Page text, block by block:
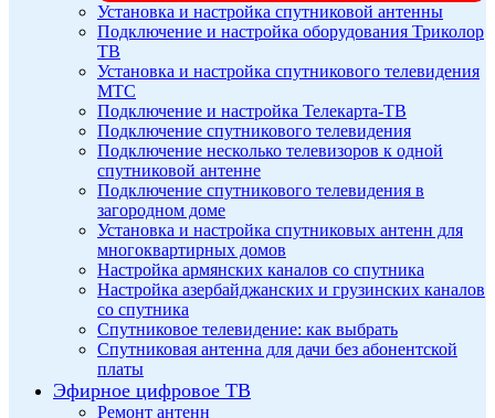
Установка и настройка спутниковой антенны
Подключение и настройка оборудования Триколор
ТВ
Установка и настройка спутникового телевидения
МТС
Подключение и настройка Телекарта-ТВ
Подключение спутникового телевидения
Подключение несколько телевизоров к одной
спутниковой антенне
Подключение спутникового телевидения в
загородном доме
Установка и настройка спутниковых антенн для
многоквартирных домов
Настройка армянских каналов со спутника
Настройка азербайджанских и грузинских каналов
со спутника
Спутниковое телевидение: как выбрать
Спутниковая антенна для дачи без абонентской
платы
Эфирное цифровое ТВ
Ремонт антенн